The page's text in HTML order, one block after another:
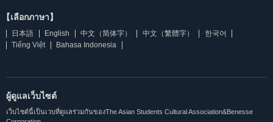
【เลือกภาษา】
日本語 English 中文（简体字） 中文（繁體字）
한국어
Tiếng Việt
Bahasa Indonesia
ผู้ดูแลเว็บไซต์
เว็บไซต์นี้เป็นเวบที่ดูแลร่วมกันของThe Asian Students Cultural Association&Benesse